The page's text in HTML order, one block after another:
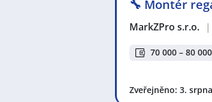
🔧 Montér
MarkZPro s.r.o. |
70 000 – 80
Zveřejněno: 3. srpna